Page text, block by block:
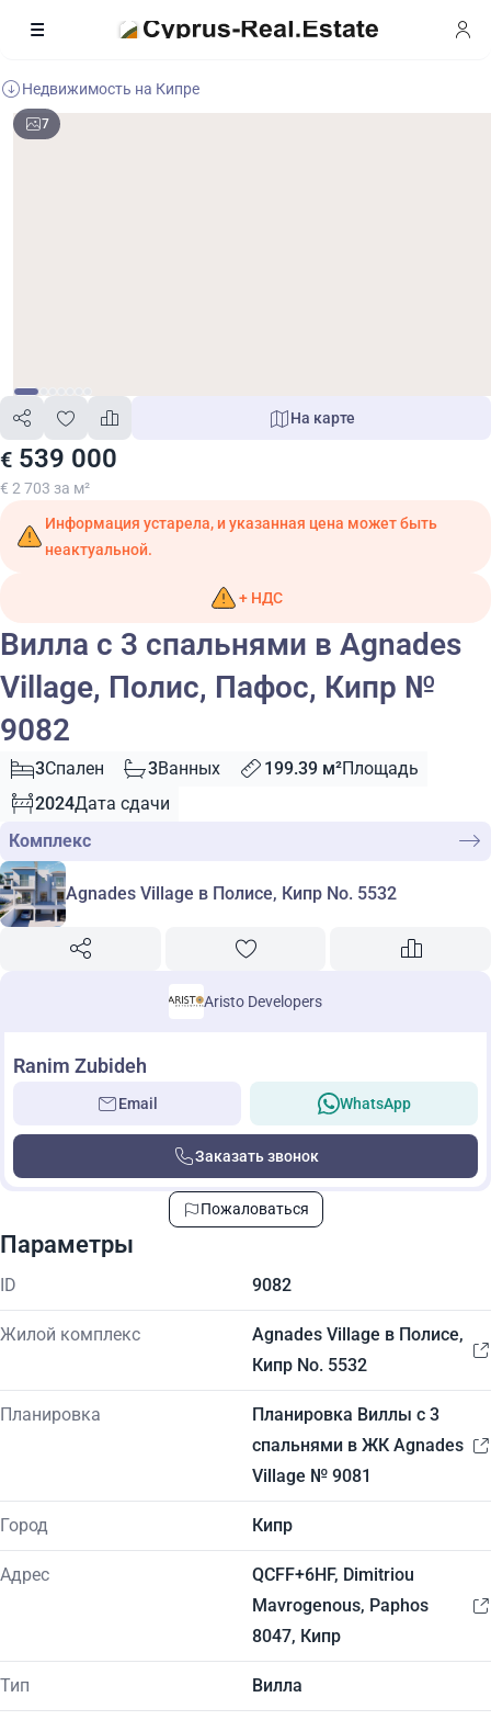
Недвижимость на Кипре
7
€ 539 000
€ 2 703 за м²
На карте
Информация устарела, и указанная цена может быть
неактуальной.
+ НДС
Вилла с 3 спальнями в Agnades
Village, Полис, Пафос, Кипр №
9082
3Спален 3Ванных 199.39 м²Площадь
2024Дата сдачи
Комплекс
Agnades Village в Полисе, Кипр No. 5532
Aristo Developers
Ranim Zubideh
Email WhatsApp
Заказать звонок
Пожаловаться
Параметры
ID 9082
Жилой комплекс
Agnades Village в Полисе,
Кипр No. 5532
Планировка
Планировка Виллы с 3
спальнями в ЖК Agnades
Village № 9081
Город Кипр
Адрес
QCFF+6HF, Dimitriou
Mavrogenous, Paphos
8047, Кипр
Тип Вилла